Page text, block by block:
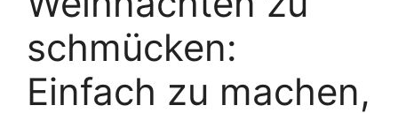
schmücken:
Einfach zu machen,